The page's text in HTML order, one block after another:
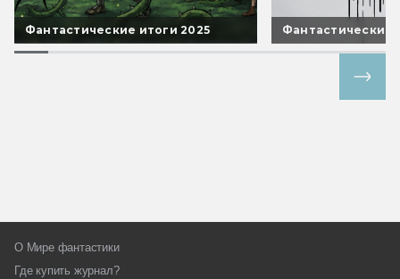
Фантастические итоги 2025 Фантастические
О Мире фантастики
Где купить журнал?